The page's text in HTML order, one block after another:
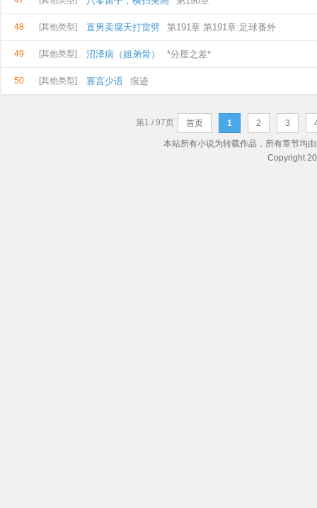
48 [其他类型] 直男卖腐天打雷劈 第191章 第191章:足球番外
49 [其他类型] 沼泽病（姐弟骨） *分厘之差*
50 [其他类型] 寡言少语 痕迹
第1 / 97页 首页 1 2 3
本站所有小说为转载作品，所有章节均
Copyright